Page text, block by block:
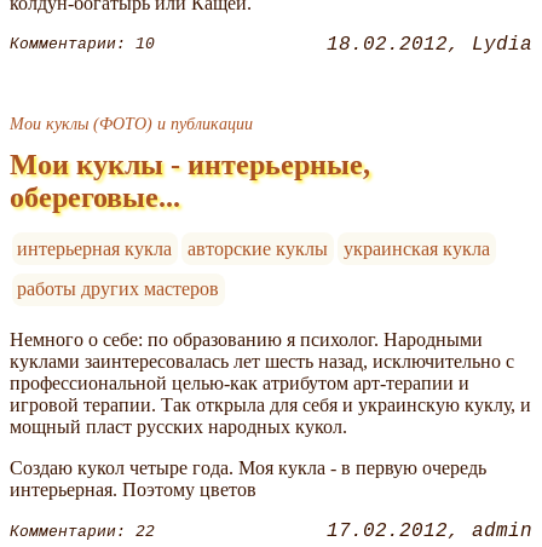
Комментарии: 10 18.02.2012 Lydia
Мои куклы (ФОТО) и публикации
Мои куклы - интерьерные,
обереговые...
интерьерная кукла авторские куклы
украинская кукла
работы других мастеров
Немного о себе: по образованию я психолог. Народными
куклами заинтересовалась лет шесть назад, исключительно с
профессиональной целью-как атрибутом арт-терапии и
игровой терапии. Так открыла для себя и украинскую куклу, и
мощный пласт русских народных кукол.
Создаю кукол четыре года. Моя кукла - в первую очередь
интерьерная. Поэтому цветов
Комментарии: 22 17.02.2012 admin